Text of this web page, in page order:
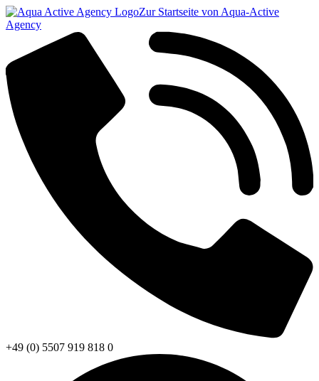
Zur Startseite von Aqua-Active
Agency
+49 (0) 5507 919 818 0